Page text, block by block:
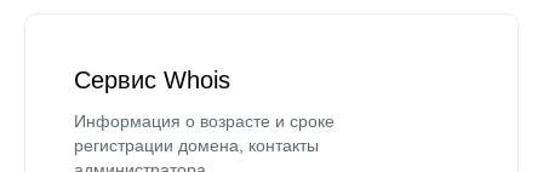
Сервис Whois
Информация о возрасте и сроке
регистрации домена, контакты